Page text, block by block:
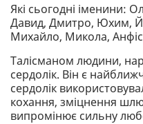
Які сьогодні іменини:
Давид, Дмитро, Юхим,
Михайло, Микола,
Талісманом людини,
сердолік. Він є
сердолік
кохання, зміцнення
випромінює сильну